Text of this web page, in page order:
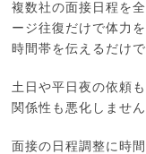
複数社の面接日程を
ージ往復だけで体力
時間帯を伝えるだけ
土日や平日夜の依頼
関係性も悪化しません
面接の日程調整に時